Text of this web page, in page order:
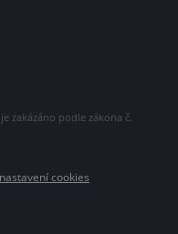
zakázáno podle zákona č.
cookies